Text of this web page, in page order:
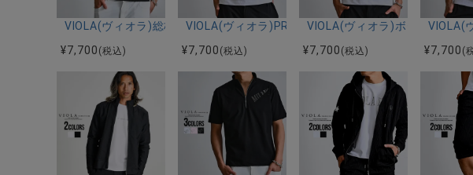
VIOLA(ヴィオラ)総柄PRINTポロシャツ/全3色
¥7,700 (税込)
VIOLA(ヴィオラ)PRINT ZIPポロシャツ/全3色
¥7,700 (税込)
VIOLA(ヴィオラ)ボタン無しポ
¥7,700 (税込)
VIOLA(
¥7,700 (